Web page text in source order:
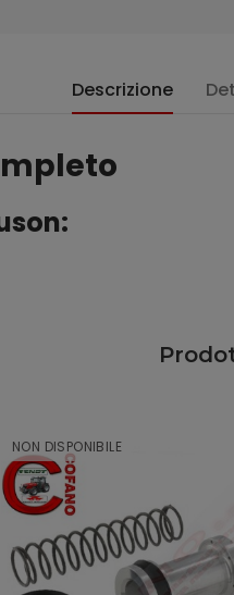
Descrizione
NON DISPONIBILE